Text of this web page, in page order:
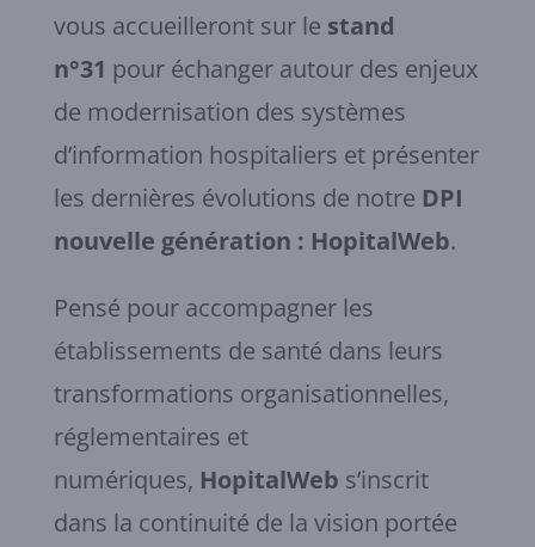
vous accueilleront sur le stand
n°31 pour échanger autour des enjeux
de modernisation des systèmes
d’information hospitaliers et présenter
les dernières évolutions de notre DPI
nouvelle génération : HopitalWeb.
Pensé pour accompagner les
établissements de santé dans leurs
transformations organisationnelles,
réglementaires et
numériques, HopitalWeb s’inscrit
dans la continuité de la vision portée